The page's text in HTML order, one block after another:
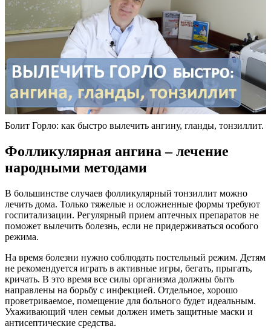
Болит Горло: как быстро вылечить ангину, гланды, тонзиллит.
Фолликулярная ангина – лечение
народными методами
В большинстве случаев фолликулярный тонзиллит можно
лечить дома. Только тяжелые и осложненные формы требуют
госпитализации. Регулярный прием аптечных препаратов не
поможет вылечить болезнь, если не придерживаться особого
режима.
На время болезни нужно соблюдать постельный режим. Детям
не рекомендуется играть в активные игры, бегать, прыгать,
кричать. В это время все силы организма должны быть
направлены на борьбу с инфекцией. Отдельное, хорошо
проветриваемое, помещение для больного будет идеальным.
Ухаживающий член семьи должен иметь защитные маски и
антисептические средства.